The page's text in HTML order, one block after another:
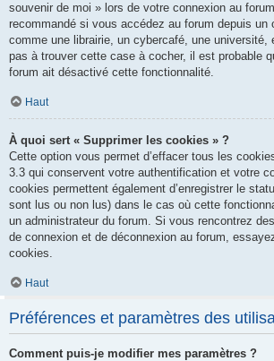
souvenir de moi » lors de votre connexion au
recommandé si vous accédez au forum depuis un
comme une librairie, un cybercafé, une université,
pas à trouver cette case à cocher, il est probable
forum ait désactivé cette fonctionnalité.
Haut
À quoi sert « Supprimer les cookies » ?
Cette option vous permet d’effacer tous les
3.3 qui conservent votre authentification et votre
cookies permettent également d’enregistrer le
sont lus ou non lus) dans le cas où cette
un administrateur du forum. Si vous rencontrez
de connexion et de déconnexion au forum,
cookies.
Haut
Préférences et paramètres des
Comment puis-je modifier mes paramètres ?